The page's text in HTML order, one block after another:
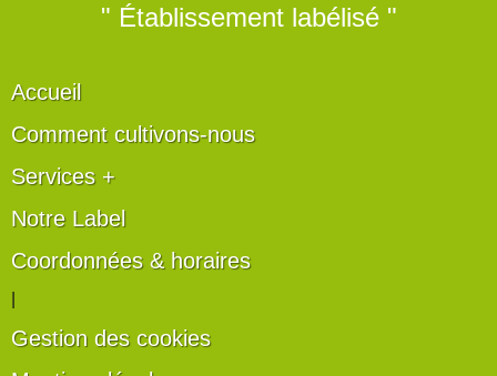
" Établissement labélisé "
Accueil
Comment cultivons-nous
Services +
Notre Label
Coordonnées & horaires
Gestion des cookies